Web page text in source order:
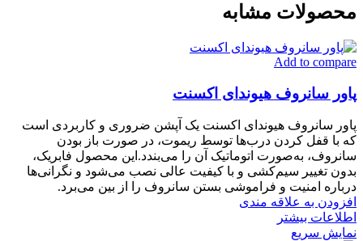
محصولات مشابه
Add to compare
پاور سانروف هیوندای اکسنت
پاور سانروف هیوندای اکسنت یک آپشن ضروری و کاربردی است
که با قفل کردن درب‌ها توسط ریموت، در صورت باز بودن
سانروف، به‌صورت اتوماتیک آن را می‌بندد.این محصول فابریک،
بدون تغییر سیم‌کشی و با کیفیت عالی نصب می‌شود و نگرانی‌ها
درباره امنیت و فراموشی بستن سانروف را از بین می‌برد.
افزودن به علاقه مندی
اطلاعات بیشتر
نمایش سریع